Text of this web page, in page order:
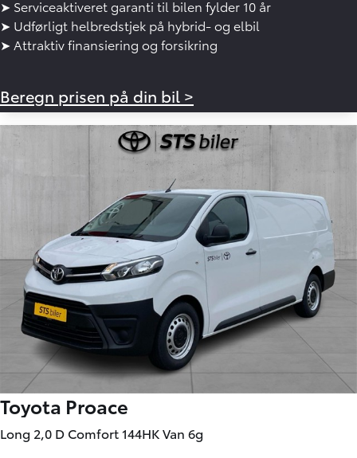
➤ Serviceaktiveret garanti til bilen fylder 10 år
➤ Udførligt helbredstjek på hybrid- og elbil
➤ Attraktiv finansiering og forsikring
Beregn prisen på din bil >
Toyota Proace
Long 2,0 D Comfort 144HK Van 6g